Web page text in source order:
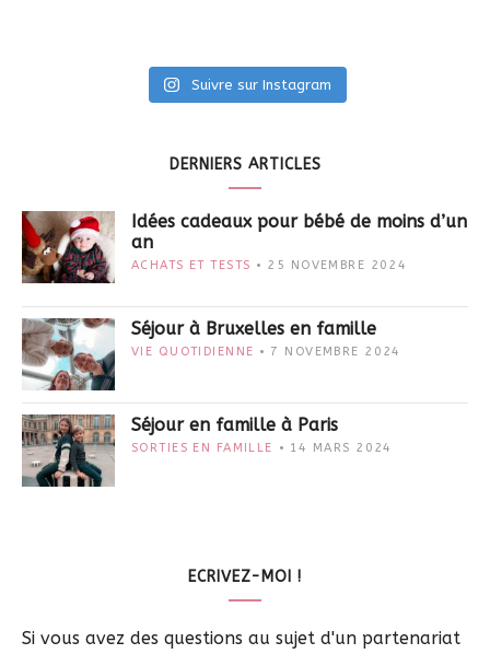
Suivre sur Instagram
DERNIERS ARTICLES
Idées cadeaux pour bébé de moins d’un
an
ACHATS ET TESTS 25 NOVEMBRE 2024
Séjour à Bruxelles en famille
VIE QUOTIDIENNE 7 NOVEMBRE 2024
Séjour en famille à Paris
SORTIES EN FAMILLE 14 MARS 2024
ECRIVEZ-MOI !
Si vous avez des questions au sujet d'un partenariat